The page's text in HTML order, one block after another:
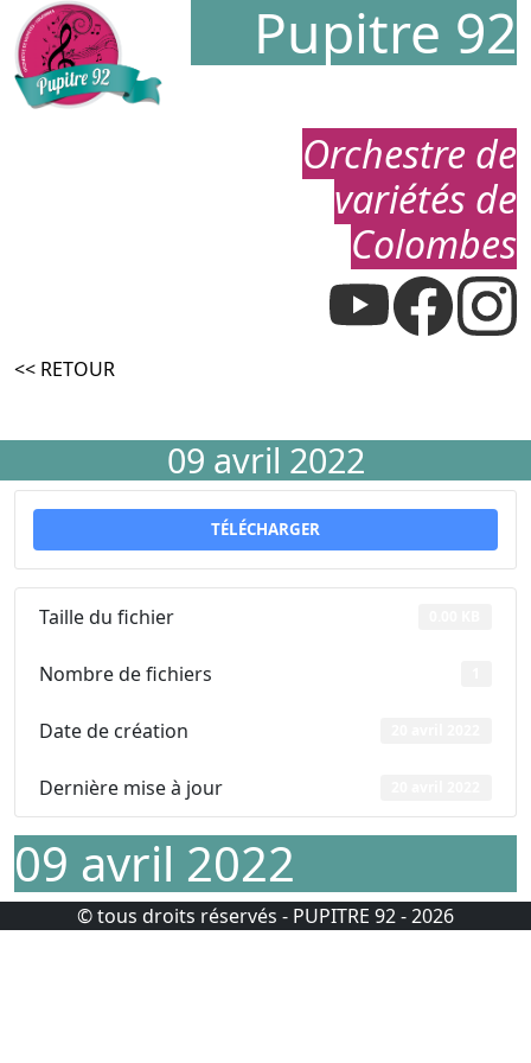
Pupitre 92
Orchestre de
variétés de
Colombes
<< RETOUR
09 avril 2022
TÉLÉCHARGER
Taille du fichier
Nombre de fichiers
Date de création
Dernière mise à jour
09 avril 2022
© tous droits réservés - PUPITRE 92 - 2026